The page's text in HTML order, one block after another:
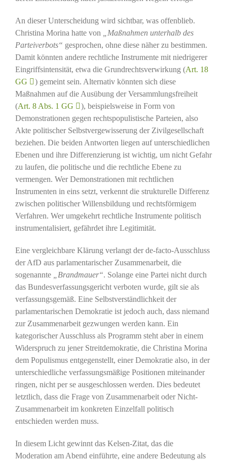
An dieser Unterscheidung wird sichtbar, was offenblieb.
Christina Morina hatte von
„Maßnahmen unterhalb des
Parteiverbots“ gesprochen, ohne diese näher zu bestimmen.
Damit könnten andere rechtliche Instrumente mit niedrigerer
Eingriffsintensität, etwa die Grundrechtsverwirkung (Art. 18
GG
) gemeint sein. Alternativ könnten sich diese
Maßnahmen auf die Ausübung der Versammlungsfreiheit
(Art. 8 Abs. 1 GG
), beispielsweise in Form von
Demonstrationen gegen rechtspopulistische Parteien, also
Akte politischer Selbstvergewisserung der Zivilgesellschaft
beziehen. Die beiden Antworten liegen auf unterschiedlichen
Ebenen und ihre Differenzierung ist wichtig, um nicht Gefahr
zu laufen, die politische und die rechtliche Ebene zu
vermengen. Wer Demonstrationen mit rechtlichen
Instrumenten in eins setzt, verkennt die strukturelle Differenz
zwischen politischer Willensbildung und rechtsförmigem
Verfahren. Wer umgekehrt rechtliche Instrumente politisch
instrumentalisiert, gefährdet ihre Legitimität.
Eine vergleichbare Klärung verlangt der de-facto-Ausschluss
der AfD aus parlamentarischer Zusammenarbeit, die
sogenannte
„Brandmauer“. Solange eine Partei nicht durch
das Bundesverfassungsgericht verboten wurde, gilt sie als
verfassungsgemäß. Eine Selbstverständlichkeit der
parlamentarischen Demokratie ist jedoch auch, dass niemand
zur Zusammenarbeit gezwungen werden kann. Ein
kategorischer Ausschluss als Programm steht aber in einem
Widerspruch zu jener Streitdemokratie, die Christina Morina
dem Populismus entgegenstellt, einer Demokratie also, in der
unterschiedliche verfassungsmäßige Positionen miteinander
ringen, nicht per se ausgeschlossen werden. Dies bedeutet
letztlich, dass die Frage von Zusammenarbeit oder Nicht-
Zusammenarbeit im konkreten Einzelfall politisch
entschieden werden muss.
In diesem Licht gewinnt das Kelsen-Zitat, das die
Moderation am Abend einführte, eine andere Bedeutung als